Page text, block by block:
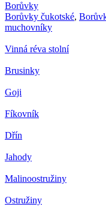
Borůvky
Borůvky čukotské,
muchovníky
Vinná réva stolní
Brusinky
Goji
Fíkovník
Dřín
Jahody
Malinoostružiny
Ostružiny